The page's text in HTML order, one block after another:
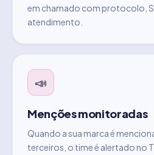
em chamado com protocolo,
atendimento.
📣
Menções monitoradas
Quando a sua marca é
terceiros, o time é alertado no